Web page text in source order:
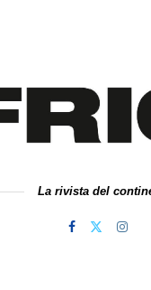
La rivista del